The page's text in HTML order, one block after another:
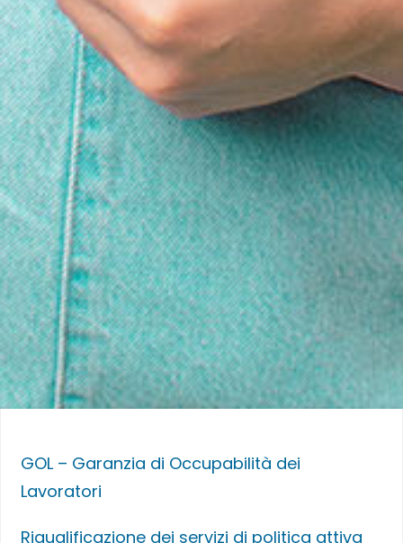
GOL – Garanzia di Occupabilità dei
Lavoratori
Riqualificazione dei servizi di politica attiva